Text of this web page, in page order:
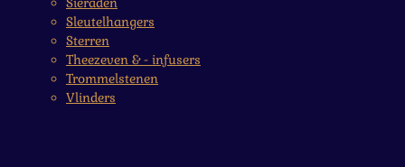
Sleutelhangers
Sterren
Theezeven & - infusers
Trommelstenen
Vlinders